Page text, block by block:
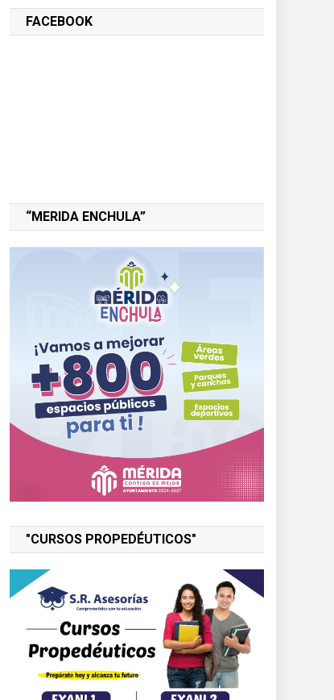
FACEBOOK
“MERIDA ENCHULA”
"CURSOS PROPEDÉUTICOS"